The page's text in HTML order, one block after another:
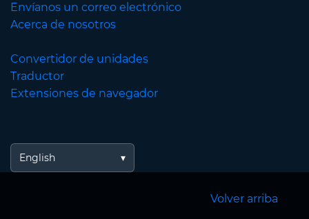
Envíanos un correo electrónico
Acerca de nosotros
Convertidor de unidades
Traductor
Extensiones de navegador
English
Volver arriba